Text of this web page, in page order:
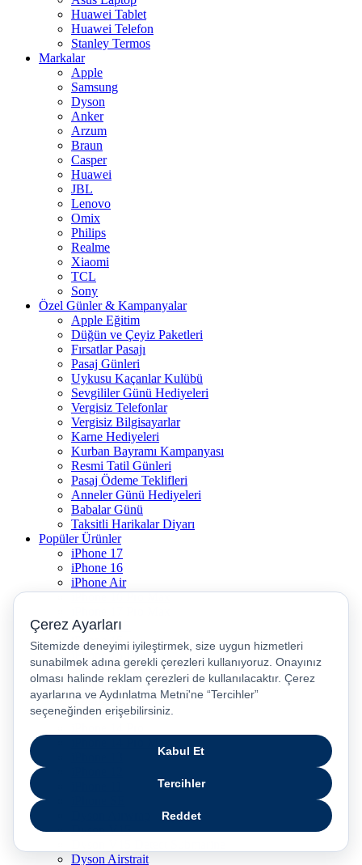
Huawei Tablet
Huawei Telefon
Stanley Termos
Markalar
Apple
Samsung
Dyson
Anker
Arzum
Braun
Casper
Huawei
JBL
Lenovo
Omix
Philips
Realme
Xiaomi
TCL
Sony
Özel Günler & Kampanyalar
Apple Eğitim
Düğün ve Çeyiz Paketleri
Fırsatlar Pasajı
Pasaj Günleri
Uykusu Kaçanlar Kulübü
Sevgililer Günü Hediyeleri
Vergisiz Telefonlar
Vergisiz Bilgisayarlar
Karne Hediyeleri
Kurban Bayramı Kampanyası
Resmi Tatil Günleri
Pasaj Ödeme Teklifleri
Anneler Günü Hediyeleri
Babalar Günü
Taksitli Harikalar Diyarı
Popüler Ürünler
iPhone 17
iPhone 16
iPhone Air
iPhone 16 Pro Max
iPhone 16E
iPhone 15
iPhone 15 Plus
iPhone 15 Pro
iPhone 15 Pro Max
iPhone 14
iPhone 14 Plus
Dyson V15
Dyson Airstrait